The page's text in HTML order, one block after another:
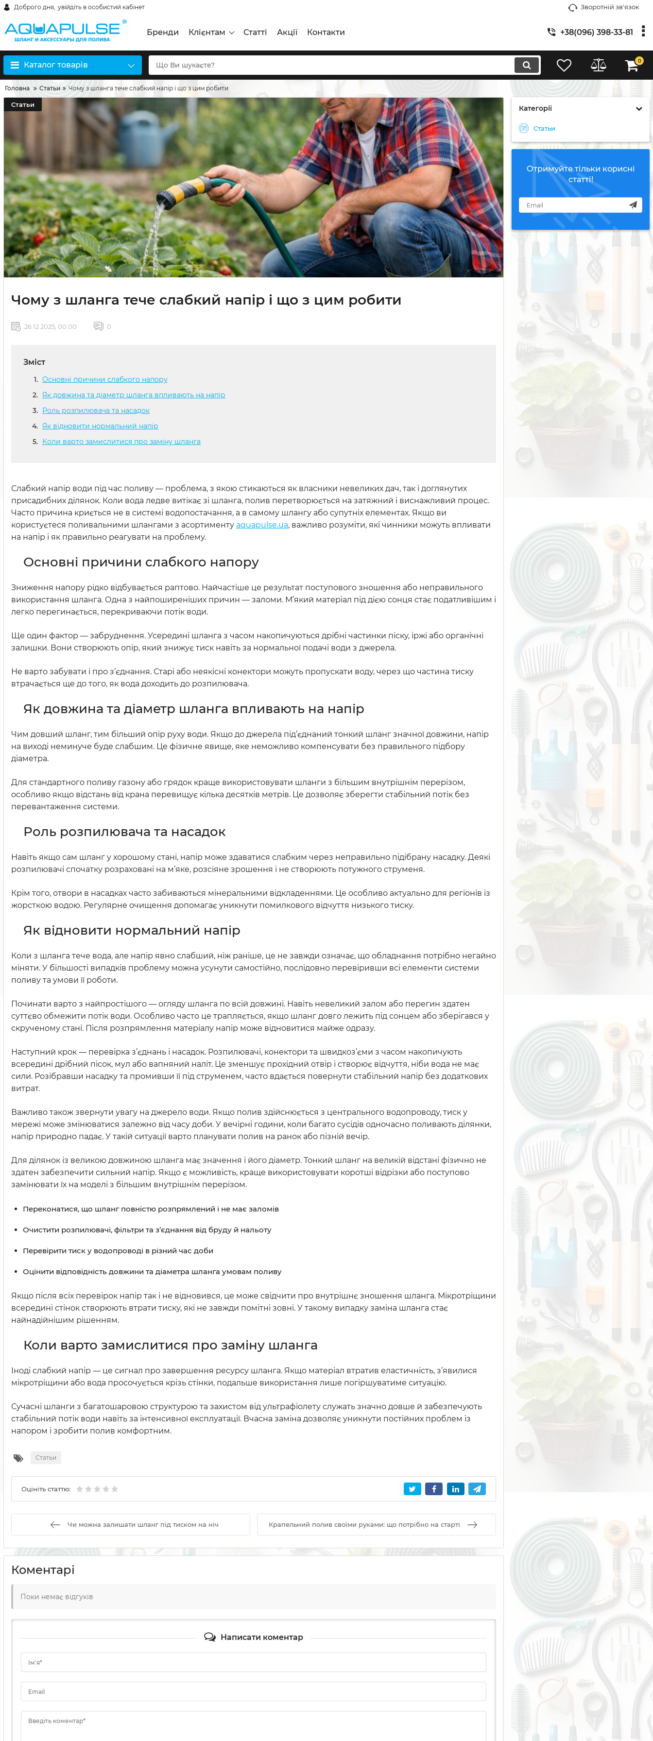
Доброго дня, увійдіть в особистий кабінет Зворотній зв'язок
Бренди Клієнтам Статті Акції Контакти +38(096) 398-33-81
Каталог товарів 0
Головна Статьи Чому з шланга тече слабкий напір і що з цим робити
Категорії
Статьи
Отримуйте тільки корисні
статті!
Статьи
Чому з шланга тече слабкий напір і що з цим робити
26 12 2025, 00:00 0
Зміст
Основні причини слабкого напору
Як довжина та діаметр шланга впливають на напір
Роль розпилювача та насадок
Як відновити нормальний напір
Коли варто замислитися про заміну шланга
Слабкий напір води під час поливу — проблема, з якою стикаються як власники невеликих дач, так і доглянутих
присадибних ділянок. Коли вода ледве витікає зі шланга, полив перетворюється на затяжний і виснажливий процес.
Часто причина криється не в системі водопостачання, а в самому шлангу або супутніх елементах. Якщо ви
користуєтеся поливальними шлангами з асортименту aquapulse.ua, важливо розуміти, які чинники можуть впливати
на напір і як правильно реагувати на проблему.
Основні причини слабкого напору
Зниження напору рідко відбувається раптово. Найчастіше це результат поступового зношення або неправильного
використання шланга. Одна з найпоширеніших причин — заломи. М’який матеріал під дією сонця стає податливішим і
легко перегинається, перекриваючи потік води.
Ще один фактор — забруднення. Усередині шланга з часом накопичуються дрібні частинки піску, іржі або органічні
залишки. Вони створюють опір, який знижує тиск навіть за нормальної подачі води з джерела.
Не варто забувати і про з’єднання. Старі або неякісні конектори можуть пропускати воду, через що частина тиску
втрачається ще до того, як вода доходить до розпилювача.
Як довжина та діаметр шланга впливають на напір
Чим довший шланг, тим більший опір руху води. Якщо до джерела під’єднаний тонкий шланг значної довжини, напір
на виході неминуче буде слабшим. Це фізичне явище, яке неможливо компенсувати без правильного підбору
діаметра.
Для стандартного поливу газону або грядок краще використовувати шланги з більшим внутрішнім перерізом,
особливо якщо відстань від крана перевищує кілька десятків метрів. Це дозволяє зберегти стабільний потік без
перевантаження системи.
Роль розпилювача та насадок
Навіть якщо сам шланг у хорошому стані, напір може здаватися слабким через неправильно підібрану насадку. Деякі
розпилювачі спочатку розраховані на м’яке, розсіяне зрошення і не створюють потужного струменя.
Крім того, отвори в насадках часто забиваються мінеральними відкладеннями. Це особливо актуально для регіонів із
жорсткою водою. Регулярне очищення допомагає уникнути помилкового відчуття низького тиску.
Як відновити нормальний напір
Коли з шланга тече вода, але напір явно слабший, ніж раніше, це не завжди означає, що обладнання потрібно негайно
міняти. У більшості випадків проблему можна усунути самостійно, послідовно перевіривши всі елементи системи
поливу та умови її роботи.
Починати варто з найпростішого — огляду шланга по всій довжині. Навіть невеликий залом або перегин здатен
суттєво обмежити потік води. Особливо часто це трапляється, якщо шланг довго лежить під сонцем або зберігався у
скрученому стані. Після розпрямлення матеріалу напір може відновитися майже одразу.
Наступний крок — перевірка з’єднань і насадок. Розпилювачі, конектори та швидкоз’єми з часом накопичують
всередині дрібний пісок, мул або вапняний наліт. Це зменшує прохідний отвір і створює відчуття, ніби вода не має
сили. Розібравши насадку та промивши її під струменем, часто вдається повернути стабільний напір без додаткових
витрат.
Важливо також звернути увагу на джерело води. Якщо полив здійснюється з центрального водопроводу, тиск у
мережі може змінюватися залежно від часу доби. У вечірні години, коли багато сусідів одночасно поливають ділянки,
напір природно падає. У такій ситуації варто планувати полив на ранок або пізній вечір.
Для ділянок із великою довжиною шланга має значення і його діаметр. Тонкий шланг на великій відстані фізично не
здатен забезпечити сильний напір. Якщо є можливість, краще використовувати коротші відрізки або поступово
замінювати їх на моделі з більшим внутрішнім перерізом.
Переконатися, що шланг повністю розпрямлений і не має заломів
Очистити розпилювачі, фільтри та з’єднання від бруду й нальоту
Перевірити тиск у водопроводі в різний час доби
Оцінити відповідність довжини та діаметра шланга умовам поливу
Якщо після всіх перевірок напір так і не відновився, це може свідчити про внутрішнє зношення шланга. Мікротріщини
всередині стінок створюють втрати тиску, які не завжди помітні зовні. У такому випадку заміна шланга стає
найнадійнішим рішенням.
Коли варто замислитися про заміну шланга
Іноді слабкий напір — це сигнал про завершення ресурсу шланга. Якщо матеріал втратив еластичність, з’явилися
мікротріщини або вода просочується крізь стінки, подальше використання лише погіршуватиме ситуацію.
Сучасні шланги з багатошаровою структурою та захистом від ультрафіолету служать значно довше й забезпечують
стабільний потік води навіть за інтенсивної експлуатації. Вчасна заміна дозволяє уникнути постійних проблем із
напором і зробити полив комфортним.
Статьи
Оцініть статтю:
Чи можна залишати шланг під тиском на ніч Крапельний полив своїми руками: що потрібно на старті
Коментарі
Поки немає відгуків
Написати коментар
Ім'я*
Email
Введіть коментар*